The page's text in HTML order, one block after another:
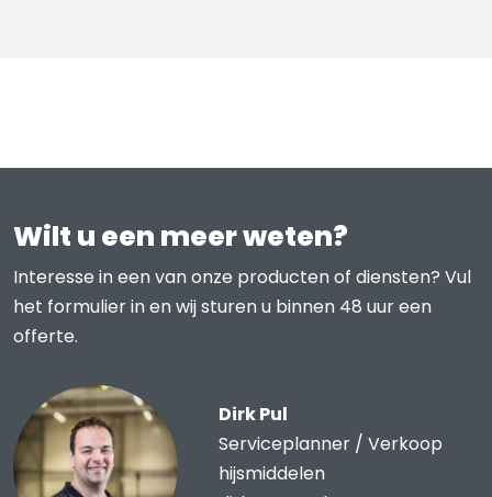
Wilt u een meer weten?
Interesse in een van onze producten of diensten? Vul
het formulier in en wij sturen u binnen 48 uur een
offerte.
Dirk Pul
Serviceplanner / Verkoop
hijsmiddelen